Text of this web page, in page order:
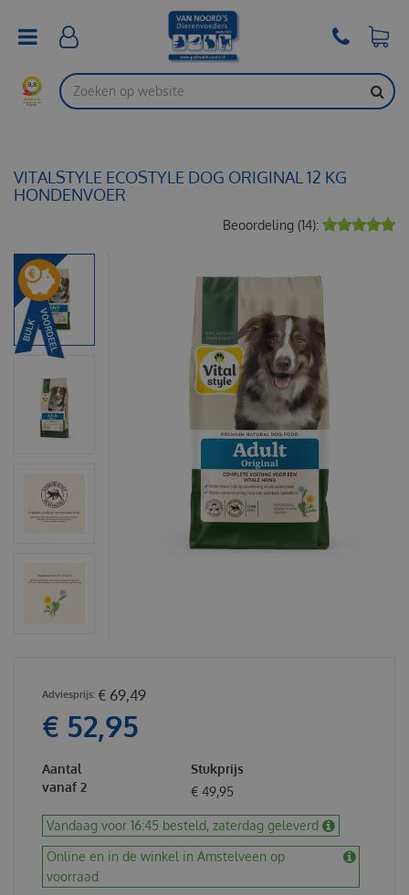
VITALSTYLE ECOSTYLE DOG ORIGINAL 12 KG
HONDENVOER
€ 69,49
€ 52,95
Aantal
Stukprijs
vanaf 2
€ 49,95
Vandaag voor 16:45 besteld, zaterdag geleverd
Online en in de winkel in Amstelveen op
voorraad
Beoordeling (14):